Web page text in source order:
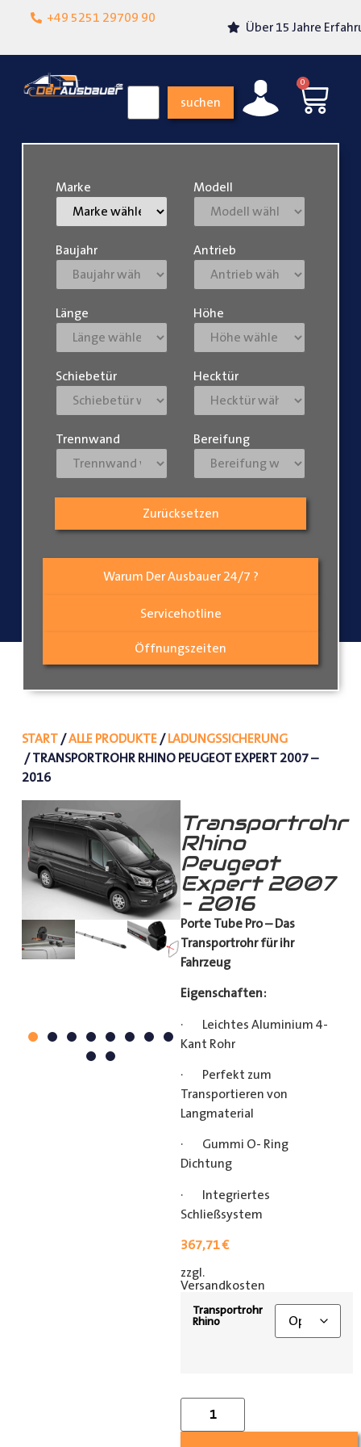
+49 5251 29709 90
Lokalgeschäft in
Über 15 Jahre Erfahrung
suchen
0
Warum Der Ausbauer 24/7 ?
Servicehotline
Öffnungszeiten
Marke Modell
Baujahr Antrieb
Länge Höhe
Schiebetür Hecktür
Trennwand Bereifung
Zurücksetzen
START/ALLE PRODUKTE/LADUNGSSICHERUNG
/ TRANSPORTROHR RHINO PEUGEOT EXPERT 2007 –
2016
Transportrohr
Rhino
Peugeot
Expert 2007
– 2016
Porte Tube Pro – Das
Transportrohr für ihr
Fahrzeug
Eigenschaften:
· Leichtes Aluminium 4-
Kant Rohr
· Perfekt zum
Transportieren von
Langmaterial
· Gummi O- Ring
Dichtung
· Integriertes
Schließsystem
367,71€
zzgl.
Versandkosten
Transportrohr
Rhino